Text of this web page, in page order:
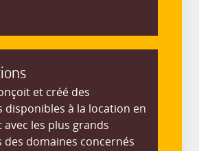
et créé des
disponibles à la location en
les plus grands
des domaines concernés